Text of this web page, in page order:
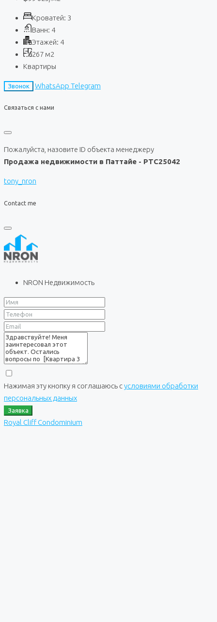
Кроватей: 3
Ванн: 4
Этажей: 4
267 м2
Квартиры
Звонок WhatsApp Telegram
Связаться с нами
Пожалуйста, назовите ID объекта менеджеру
Продажа недвижимости в Паттайе - PTC25042
tony_nron
Contact me
NRON Недвижимость
Нажимая эту кнопку я соглашаюсь сусловиями обработки
персональных данных
Заявка
Royal Cliff Condominium